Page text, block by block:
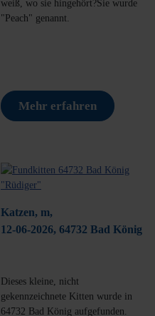
weiß, wo sie hingehört?Sie wurde
"Peach" genannt.
Mehr erfahren
Katzen, m,
12-06-2026, 64732 Bad König
Dieses kleine, nicht
gekennzeichnete Kitten wurde in
64732 Bad König aufgefunden.